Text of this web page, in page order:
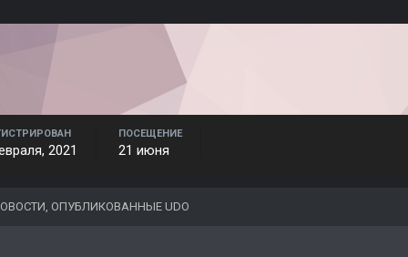
2021
ПОСЕЩЕНИЕ
21 июня
ОПУБЛИКОВАННЫЕ UDO